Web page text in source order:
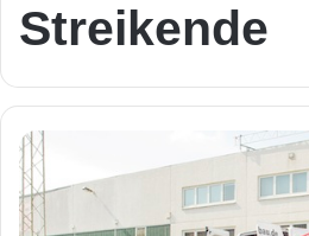
Streikende